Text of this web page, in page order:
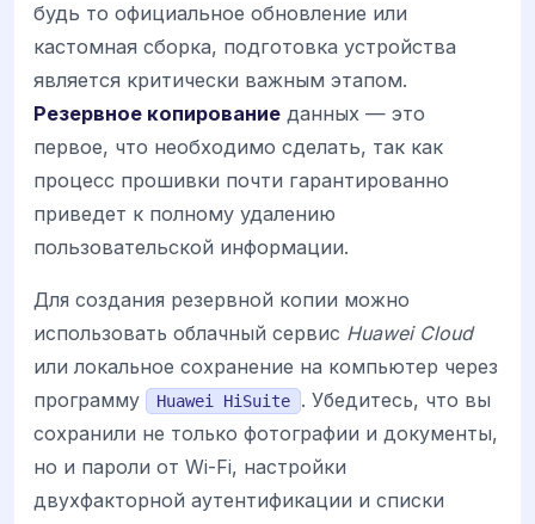
будь то официальное обновление или
кастомная сборка, подготовка устройства
является критически важным этапом.
Резервное копирование данных — это
первое, что необходимо сделать, так как
процесс прошивки почти гарантированно
приведет к полному удалению
пользовательской информации.
Для создания резервной копии можно
использовать облачный сервис Huawei Cloud
или локальное сохранение на компьютер через
программу
Huawei HiSuite
. Убедитесь, что вы
сохранили не только фотографии и документы,
но и пароли от Wi-Fi, настройки
двухфакторной аутентификации и списки